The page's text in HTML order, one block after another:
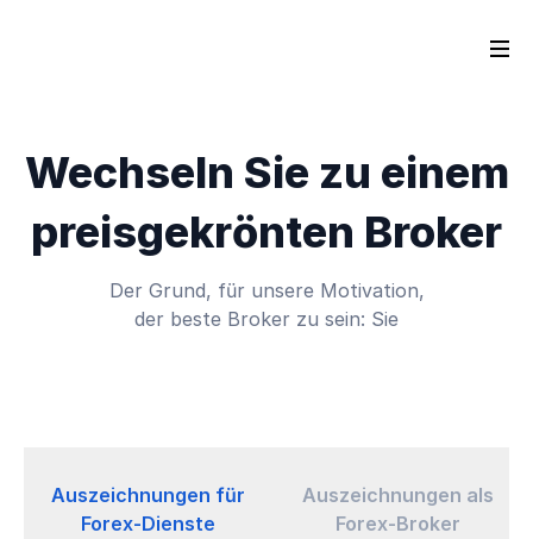
Wechseln Sie zu einem
preisgekrönten Broker
Der Grund, für unsere Motivation,
der beste Broker zu sein: Sie
Auszeichnungen für
Forex-Dienste
Auszeichnungen als
Forex-Broker